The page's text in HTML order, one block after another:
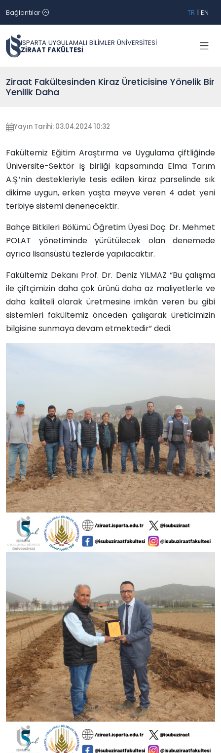
Bağlantılar TR | EN
ISPARTA UYGULAMALI BİLİMLER ÜNİVERSİTESİ
ZİRAAT FAKÜLTESİ
Ziraat Fakültesinden Kiraz Üreticisine Yönelik Bir
Yenilik Daha
Yayın Tarihi: 03.04.2024 10:32
Fakültemiz Eğitim Araştırma ve Uygulama çiftliğinde
Üniversite-Sektör iş birliği kapsamında Elma Tarım
A.Ş.’nin destekleriyle tesis edilen kiraz parselinde sık
dikime uygun, erken yaşta meyve veren 4 adet yeni
terbiye sistemi denenecektir.
Bahçe Bitkileri Bölümü Öğretim Üyesi Doç. Dr. Mehmet
POLAT yönetiminde yürütülecek olan denemede
ayrıca lisansüstü tezlerde yapılacaktır.
Fakültemiz Dekanı Prof. Dr. Deniz YILMAZ “Bu çalışma
ile çiftçimizin daha çok ürünü daha az maliyetlerle ve
daha kaliteli olarak üretmesine imkân veren bu gibi
sistemleri fakültemiz önceden çalışarak üreticimizin
bilgisine sunmaya devam etmektedir” dedi.